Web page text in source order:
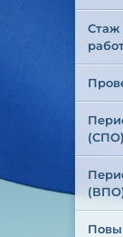
Стаж
(СПО)